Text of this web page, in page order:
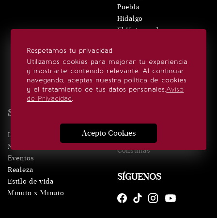
Respetamos tu privacidad
Utilizamos cookies para mejorar tu experiencia
y mostrarte contenido relevante. Al continuar
navegando, aceptas nuestra política de cookies
y el tratamiento de tus datos personales.Aviso
de Privacidad.
Acepto Cookies
SECCIONES
Inicio
Noticias
Eventos
Realeza
Estilo de vida
Minuto x Minuto
VERTICALES
El Gráfico
De10.mx
Aviso Oportuno
Consultas
Puebla
Hidalgo
El Universal
SÍGUENOS